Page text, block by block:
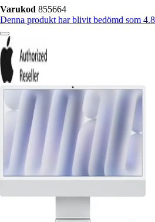
Varukod 855664
Denna produkt har blivit bedömd som